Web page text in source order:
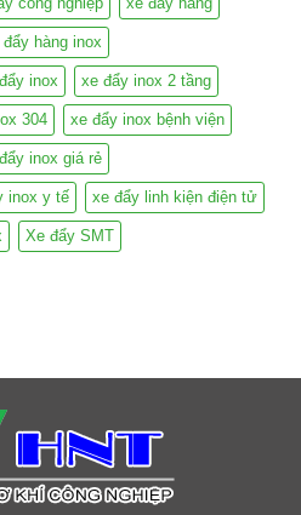
hàng inox
inox xe đẩy inox 2 tầng
304 xe đẩy inox bệnh viện
inox giá rẻ
inox y tế xe đẩy linh kiện điện tử
Xe đẩy SMT